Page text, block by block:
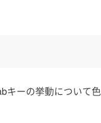
キーの挙動について